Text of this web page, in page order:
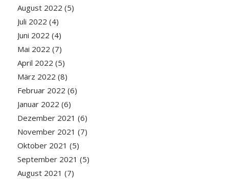
August 2022 (5)
Juli 2022 (4)
Juni 2022 (4)
Mai 2022 (7)
April 2022 (5)
März 2022 (8)
Februar 2022 (6)
Januar 2022 (6)
Dezember 2021 (6)
November 2021 (7)
Oktober 2021 (5)
September 2021 (5)
August 2021 (7)